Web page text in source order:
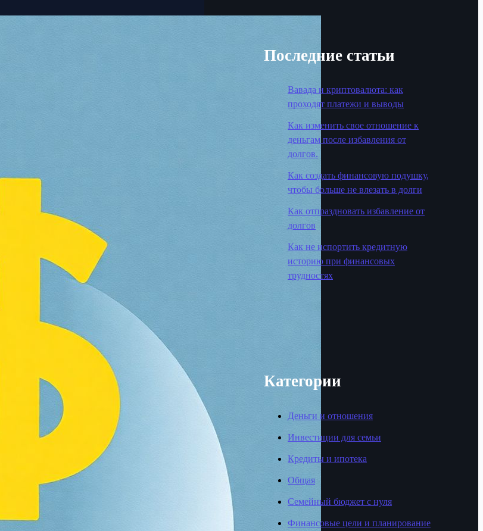
Последние статьи
Вавада и криптовалюта: как
проходят платежи и выводы
Как изменить свое отношение к
деньгам после избавления от
долгов.
Как создать финансовую подушку,
чтобы больше не влезать в долги
Как отпраздновать избавление от
долгов
Как не испортить кредитную
историю при финансовых
трудностях
Категории
Деньги и отношения
Инвестиции для семьи
Кредиты и ипотека
Общая
Семейный бюджет с нуля
Финансовые цели и планирование